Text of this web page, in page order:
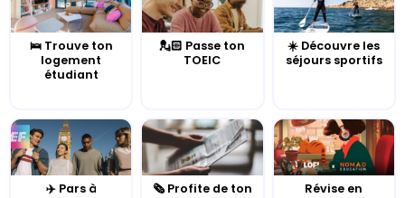
🛌 Trouve ton
logement
étudiant
💂🏻 Passe ton
TOEIC
☀️ Découvre les
séjours sportifs
✈️ Pars à
🗞️ Profite de ton
Révise en